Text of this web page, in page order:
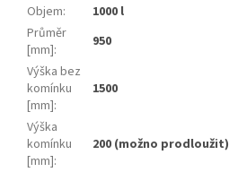
Objem:
1000 l
Průměr
[mm]:
950
Výška bez
komínku
[mm]:
1500
Výška
komínku
[mm]:
200 (možno prodloužit)